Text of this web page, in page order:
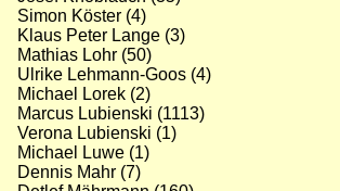
Simon Köster (4)
Klaus Peter Lange (3)
Mathias Lohr (50)
Ulrike Lehmann-Goos (4)
Michael Lorek (2)
Marcus Lubienski (1113)
Verona Lubienski (1)
Michael Luwe (1)
Dennis Mahr (7)